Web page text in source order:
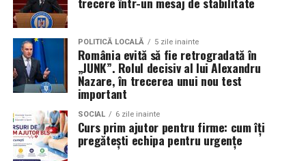
POLITICĂ LOCALĂ 5 zile inainte
România evită să fie retrogradată în
„JUNK”. Rolul decisiv al lui Alexandru
Nazare, în trecerea unui nou test
important
SOCIAL 6 zile inainte
Curs prim ajutor pentru firme: cum îți
pregătești echipa pentru urgențe